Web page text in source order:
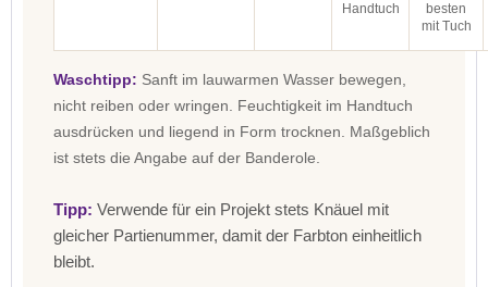
Handtuch
besten
mit Tuch
Waschtipp: Sanft im lauwarmen Wasser bewegen,
nicht reiben oder wringen. Feuchtigkeit im Handtuch
ausdrücken und liegend in Form trocknen. Maßgeblich
ist stets die Angabe auf der Banderole.
Tipp: Verwende für ein Projekt stets Knäuel mit
gleicher Partienummer, damit der Farbton einheitlich
bleibt.